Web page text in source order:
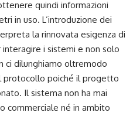
quindi informazioni
in uso. L’introduzione dei
la rinnovata esigenza di
i sistemi e non solo
ci dilunghiamo oltremodo
protocollo poiché il progetto
Il sistema non ha mai
commerciale né in ambito